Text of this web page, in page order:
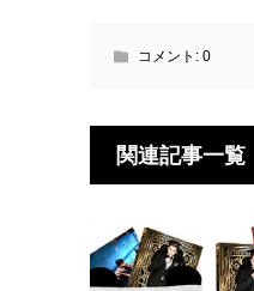
コメント: 0
関連記事一覧